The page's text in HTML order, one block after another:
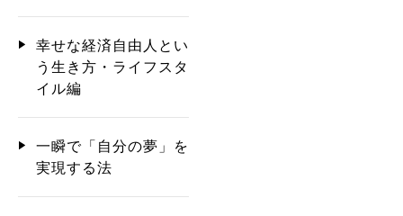
幸せな経済自由人とい
う生き方・ライフスタ
イル編
一瞬で「自分の夢」を
実現する法